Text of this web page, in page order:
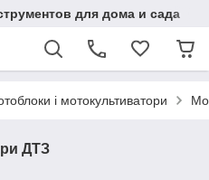
для дома и сада
і мотокультиватори
ДТЗ